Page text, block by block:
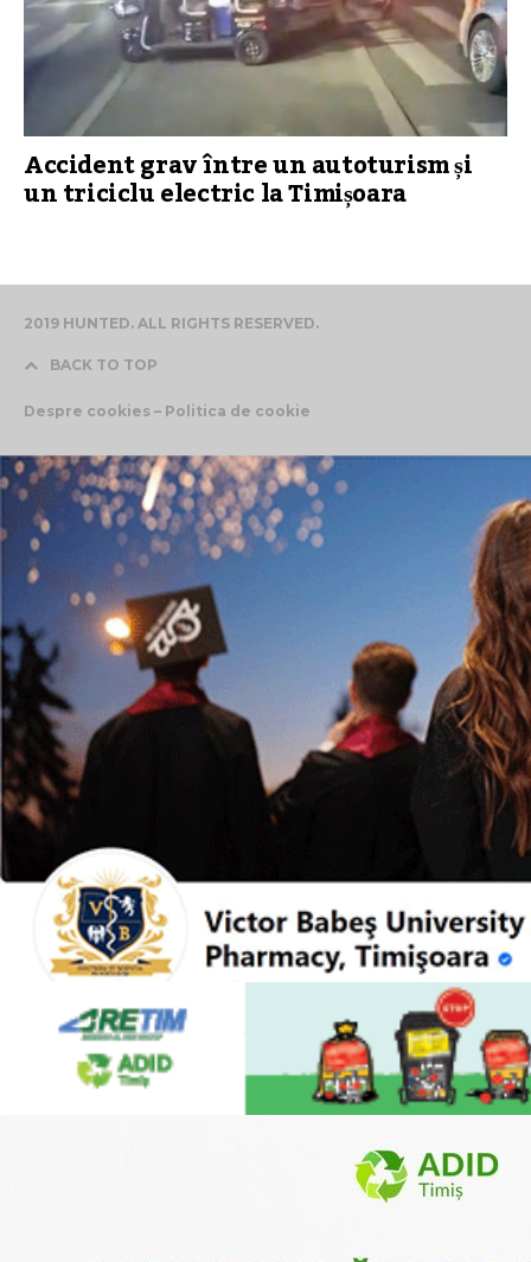
Accident grav între un autoturism și
un triciclu electric la Timișoara
2019 HUNTED. ALL RIGHTS RESERVED.
BACK TO TOP
Despre cookies – Politica de cookie